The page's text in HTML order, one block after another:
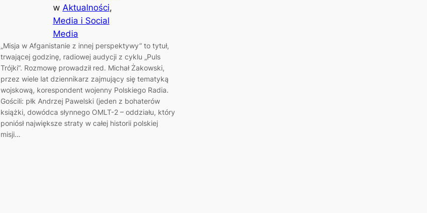
w Aktualności
Media i Social
Media
„Misja w Afganistanie z innej perspektywy” to tytuł,
trwającej godzinę, radiowej audycji z cyklu „Puls
Trójki”. Rozmowę prowadził red. Michał Żakowski,
przez wiele lat dziennikarz zajmujący się tematyką
wojskową, korespondent wojenny Polskiego Radia.
Gościli: płk Andrzej Pawelski (jeden z bohaterów
książki, dowódca słynnego OMLT-2 – oddziału, który
poniósł największe straty w całej historii polskiej
misji…